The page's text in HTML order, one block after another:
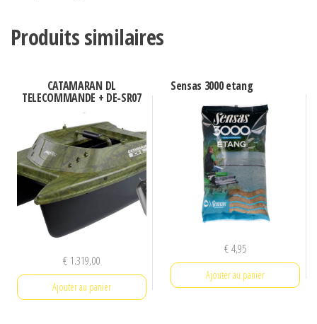
Produits similaires
CATAMARAN DL
TELECOMMANDE + DE-SR07
€ 1.319,00
Ajouter au panier
Sensas 3000 etang
€4,95
Ajouter au panier